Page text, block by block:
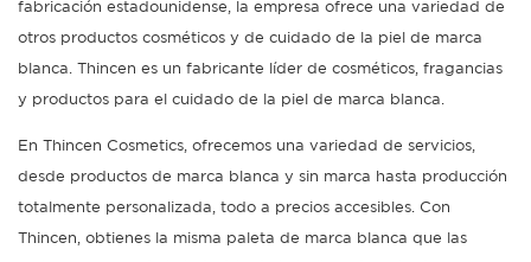
fabricación estadounidense, la empresa ofrece una variedad de
otros productos cosméticos y de cuidado de la piel de marca
blanca. Thincen es un fabricante líder de cosméticos, fragancias
y productos para el cuidado de la piel de marca blanca.
En Thincen Cosmetics, ofrecemos una variedad de servicios,
desde productos de marca blanca y sin marca hasta producción
totalmente personalizada, todo a precios accesibles. Con
Thincen, obtienes la misma paleta de marca blanca que las